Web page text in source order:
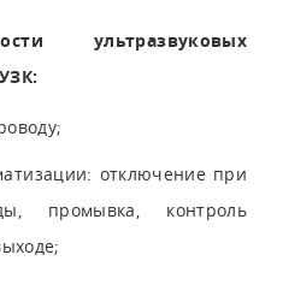
ультразвуковых
отключение при
промывка, контроль